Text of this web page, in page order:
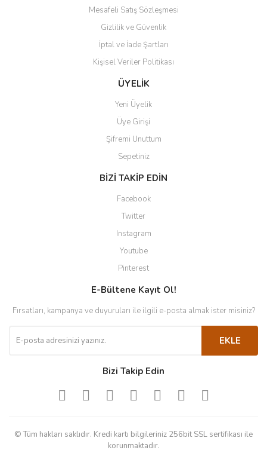
Gönder
Mesafeli Satış Sözleşmesi
Gizlilik ve Güvenlik
İptal ve İade Şartları
Kişisel Veriler Politikası
ÜYELİK
Yeni Üyelik
Üye Girişi
Şifremi Unuttum
Sepetiniz
BİZİ TAKİP EDİN
Facebook
Twitter
Instagram
Youtube
Pinterest
E-Bültene Kayıt Ol!
Fırsatları, kampanya ve duyuruları ile ilgili e-posta almak ister misiniz?
EKLE
Bizi Takip Edin
© Tüm hakları saklıdır. Kredi kartı bilgileriniz 256bit SSL sertifikası ile
korunmaktadır.